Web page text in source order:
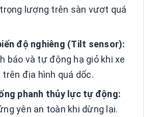
lượng trên sàn vượt quá
độ nghiêng (Tilt sensor):
báo và tự động hạ giỏ khi xe
trên địa hình quá dốc.
phanh thủy lực tự động:
yên an toàn khi dừng lại.